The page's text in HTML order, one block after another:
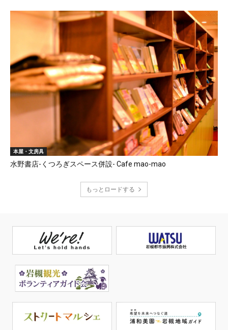
本屋・文房具
水野書店-くつろぎスペース併設- Cafe mao-mao
もっとロードする